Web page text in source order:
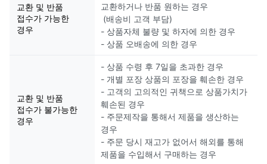
교환 및 반품
접수가 가능한
경우
교환하거나 반품 원하는 경우
(배송비 고객 부담)
- 상품자체 불량 및 하자에 의한 경우
- 상품 오배송에 의한 경우
교환 및 반품
접수가 불가능한
경우
- 상품 수령 후 7일을 초과한 경우
- 개별 포장 상품의 포장을 훼손한 경우
- 고객의 고의적인 귀책으로 상품가치가
훼손된 경우
- 주문제작을 통해서 제품을 생산하는
경우
- 주문 당시 재고가 없어서 해외를 통해
제품을 수입해서 구매하는 경우